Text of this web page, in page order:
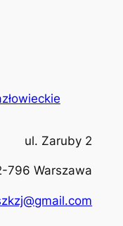
ul. Zaruby 2
796 Warszawa